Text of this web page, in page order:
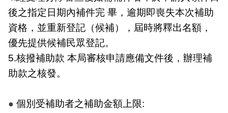
區
檔
案
應
用
譽
後之指定日期內補件完 畢，逾期即喪失本次補助
資格，並重新登記（候補），屆時將釋出名額，
優先提供候補民眾登記。
5.核撥補助款 本局審核申請應備文件後，辦理補
助款之核發。
● 個別受補助者之補助金額上限: